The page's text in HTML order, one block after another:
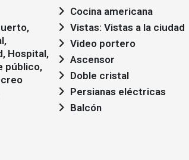
Hospital,
público,
Cocina americana
Vistas: Vistas a la ciudad
Video portero
Ascensor
Doble cristal
Persianas eléctricas
Balcón